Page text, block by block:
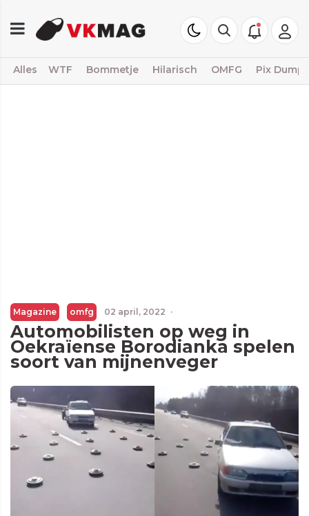
Alles WTF Bommetje Hilarisch OMFG Pix Dump
Magazine omfg 02 april, 2022 ·
Automobilisten op weg in
Oekraïense Borodianka spelen
soort van mijnenveger